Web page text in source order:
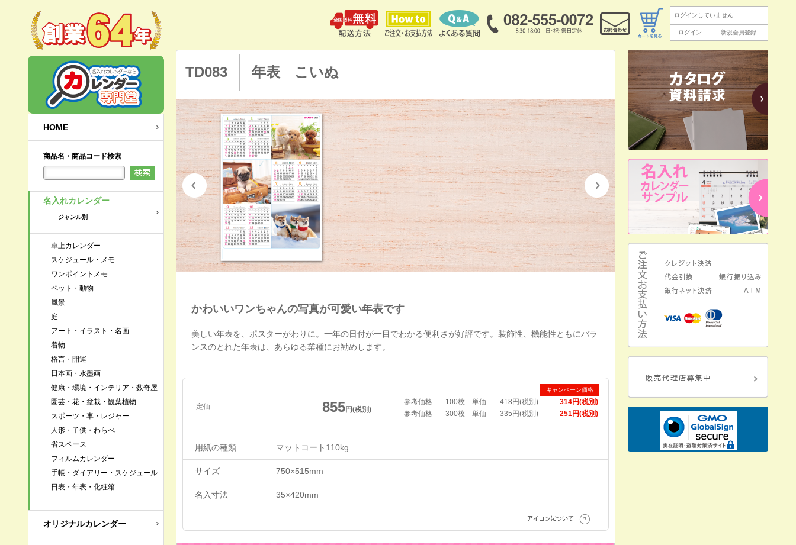
ログインしていません
ログイン 新規会員登録
TD083 年表 こいぬ
かわいいワンちゃんの写真が可愛い年表です
美しい年表を、ポスターがわりに。一年の日付が一目でわかる便利さが好評です。装飾性、機能性ともにバラ
ンスのとれた年表は、あらゆる業種にお勧めします。
定価 855円(税別)
キャンペーン価格
参考価格 100枚 単価 418円(税別)
314円(税別)
参考価格
300枚 単価 335円(税別) 251円(税別)
用紙の種類 マットコート110kg
サイズ 750×515mm
名入寸法 35×420mm
HOME
商品名・商品コード検索
名入れカレンダー
ジャンル別
卓上カレンダー
スケジュール・メモ
ワンポイントメモ
ペット・動物
風景
庭
アート・イラスト・名画
着物
格言・開運
日本画・水墨画
健康・環境・インテリア・数奇屋
園芸・花・盆栽・観葉植物
スポーツ・車・レジャー
人形・子供・わらべ
省スペース
フィルムカレンダー
手帳・ダイアリー・スケジュール
日表・年表・化粧箱
オリジナルカレンダー